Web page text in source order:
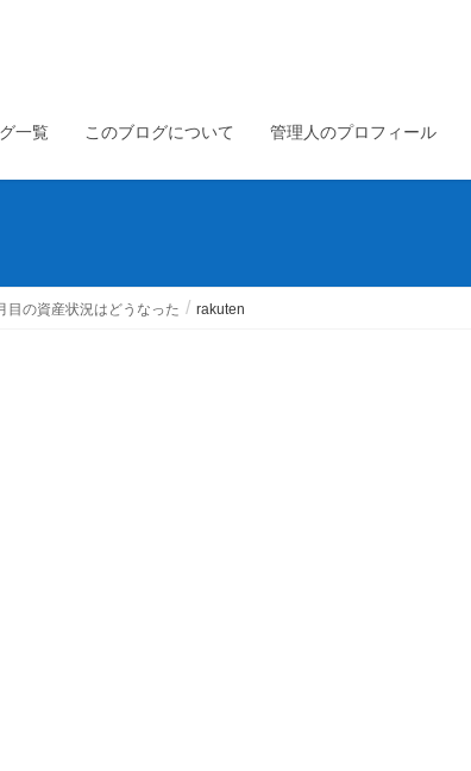
一覧 このブログについて 管理人のプロフィール
の資産状況はどうなった rakuten